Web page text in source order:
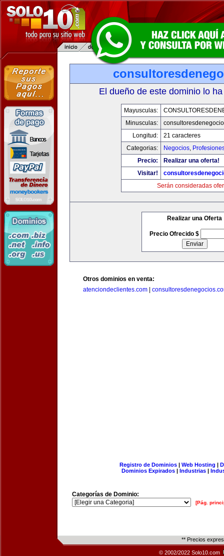
El dueño de este dominio lo
Mayusculas:
Minusculas:
Longitud:
21 caracteres
Categorias:
Negocios,
Precio:
Realizar una oferta!
Visitar!
Serán consideradas
Realizar una Oferta
Precio Ofrecido $
Otros dominios en venta:
atenciondeclientes.com
Registro de Dominios| Web Hosting |
Dominios Expirados | Industrias |
Categorías de Dominio:
[Pág.
** Precios
© 2002/2022 Solo10.com